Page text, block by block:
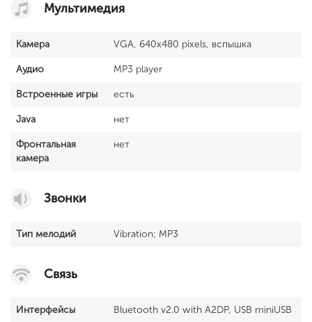
Мультимедия
Камера VGA, 640x480 pixels, вспышка
Аудио MP3 player
Встроенные игры есть
Java нет
Фронтальная
камера
нет
Звонки
Тип мелодий Vibration; MP3
Связь
Интерфейсы Bluetooth v2.0 with A2DP, USB miniUSB